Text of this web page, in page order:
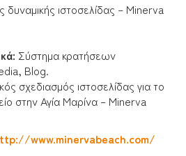
δυναμικής ιστοσελίδας – Minerva
Σύστημα κρατήσεων
Blog.
σχεδιασμός ιστοσελίδας για το
στην Αγία Μαρίνα – Minerva
www.minervabeach.com/